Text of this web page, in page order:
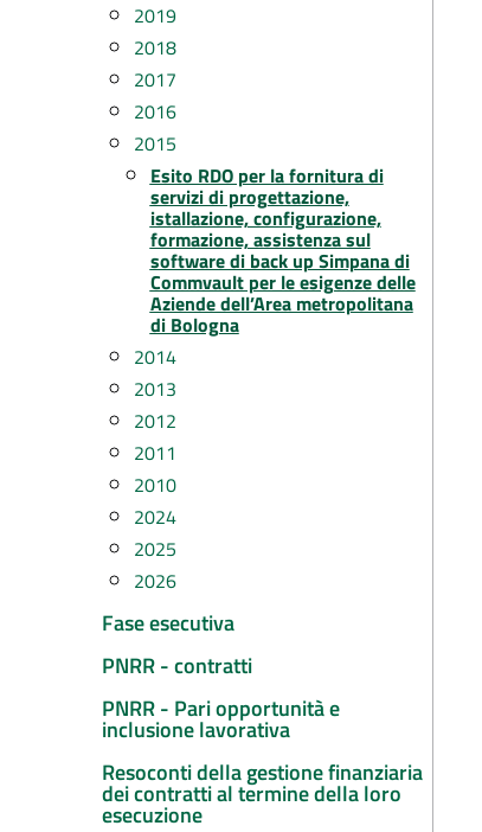
2019
2018
2017
2016
2015
Esito RDO per la fornitura di
servizi di progettazione,
istallazione, configurazione,
formazione, assistenza sul
software di back up Simpana di
Commvault per le esigenze delle
Aziende dell’Area metropolitana
di Bologna
2014
2013
2012
2011
2010
2024
2025
2026
Fase esecutiva
PNRR - contratti
PNRR - Pari opportunità e
inclusione lavorativa
Resoconti della gestione finanziaria
dei contratti al termine della loro
esecuzione